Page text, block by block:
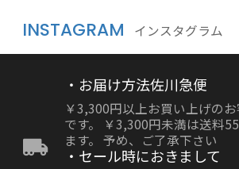
INSTAGRAM インスタグラム
・お届け方法佐川急便
￥3,300円以上お買い上げの
です。 ￥3,300円未満は送料
ます。 予め、ご了承下さい
・セール時におきまして